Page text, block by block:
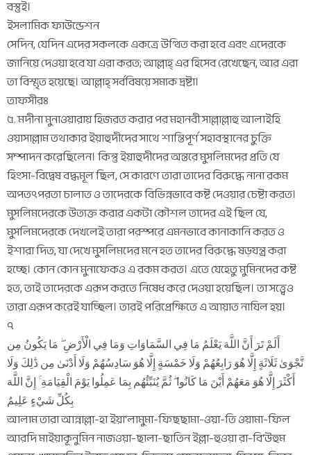
বস্তুই।
ইসলামিক ফাউন্ডেশন
সেদিন, যেদিন এদের সকলকে একত্রে উত্থিত করা হবে এবং এদেরকে
জানিয়ে দেওয়া হবে যা এরা করত; আল্লাহ্ এর হিসেব রেখেছেন, আর এরা
তা বিস্মৃত হয়েছে। আল্লাহ্ সর্ববিষয়ে সম্যক দ্রষ্টা।
তাফসীরঃ
৫. মদীনা মুনাওয়ারায় হিজরত করার পর মহানবী সাল্লাল্লাহু আলাইহি
ওয়াসাল্লাম তথাকার ইয়াহুদীদের সাথে শান্তিপূর্ণ সহাবস্থানের চুক্তি
সম্পাদন করেছিলেন। কিন্তু ইয়াহুদীদের অন্তরে মুসলিমদের প্রতি যে
হিংসা-বিদ্বেষ বদ্ধমূল ছিল, সে কারণে তারা তাদের বিরুদ্ধে নানা রকম
অপতৎপরতা চালাত ও তাদেরকে বিভিন্নভাবে কষ্ট দেওয়ার চেষ্টা করত।
মুসলিমদেরকে উত্যক্ত করার একটা কৌশল তাদের এই ছিল যে,
মুসলিমদেরকে দেখলেই তারা পরস্পরে এমনভাবে কানাকানি করত ও
ইশারা দিত, যা দেখে মুসলিমদের মনে হত তাদের বিরুদ্ধে ষড়যন্ত্র করা
হচ্ছে। কোন কোন মুনাফেকও এ রকম করত। এতে যেহেতু মুমিনদের কষ্ট
হত, তাই তাদেরকে এরূপ করতে নিষেধ করে দেওয়া হয়েছিল। তা সত্ত্বেও
তারা এরূপ করেই যাচ্ছিল। তারই পরিপ্রেক্ষিতে এ আয়াত নাযিল হয়।
৭
أَلَمْ تَرَ أَنَّ اللَّهَ يَعْلَمُ مَا فِي السَّمَاوَاتِ وَمَا فِي الْأَرْضِ ۖ مَا يَكُونُ مِن
نَّجْوَىٰ ثَلَاثَةٍ إِلَّا هُوَ رَابِعُهُمْ وَلَا خَمْسَةٍ إِلَّا هُوَ سَادِسُهُمْ وَلَا أَدْنَىٰ مِن ذَٰلِكَ وَلَا
أَكْثَرَ إِلَّا هُوَ مَعَهُمْ أَيْنَ مَا كَانُوا ۖ ثُمَّ يُنَبِّئُهُم بِمَا عَمِلُوا يَوْمَ الْقِيَامَةِ ۚ إِنَّ اللَّهَ
بِكُلِّ شَيْءٍ عَلِيمٌ
আলাম তারা আন্নাল্লা-হা ইয়া‘লামুমা-ফিছছামা-ওয়া-তি ওয়ামা-ফিল
আরদি মাইয়াকূনুমিন নাজওয়া-ছালা-ছাতিন ইল্লা-হুওয়া রা-বি‘উহুম